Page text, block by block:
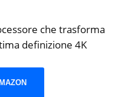
che trasforma
definizione 4K